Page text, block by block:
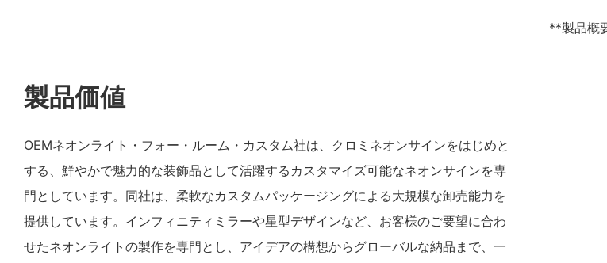
**製品概
製品価値
OEMネオンライト・フォー・ルーム・カスタム社は、クロミネオンサインをはじめと
する、鮮やかで魅力的な装飾品として活躍するカスタマイズ可能なネオンサインを専
門としています。同社は、柔軟なカスタムパッケージングによる大規模な卸売能力を
提供しています。インフィニティミラーや星型デザインなど、お客様のご要望に合わ
せたネオンライトの製作を専門とし、アイデアの構想からグローバルな納品まで、一